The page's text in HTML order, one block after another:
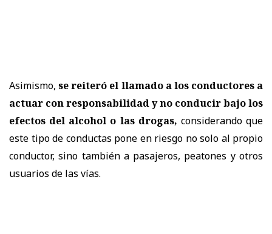
Asimismo,se reiteró el llamado a los conductores a
actuar con responsabilidad y no conducir bajo los
efectos del alcohol o las drogas, considerando que
este tipo de conductas pone en riesgo no solo al propio
conductor, sino también a pasajeros, peatones y otros
usuarios de las vías.